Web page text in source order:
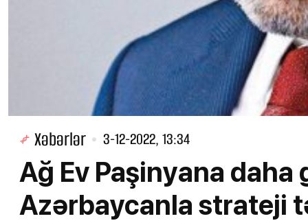
Xəbərlər 3-12-2022, 13:34
Ağ Ev Paşinyana daha
Azərbaycanla strateji